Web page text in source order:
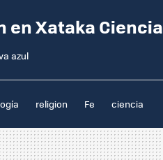
en Xataka Ciencia
azul
religion Fe ciencia